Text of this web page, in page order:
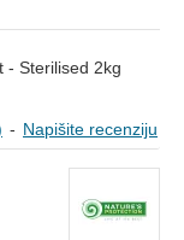
- Napišite recenziju